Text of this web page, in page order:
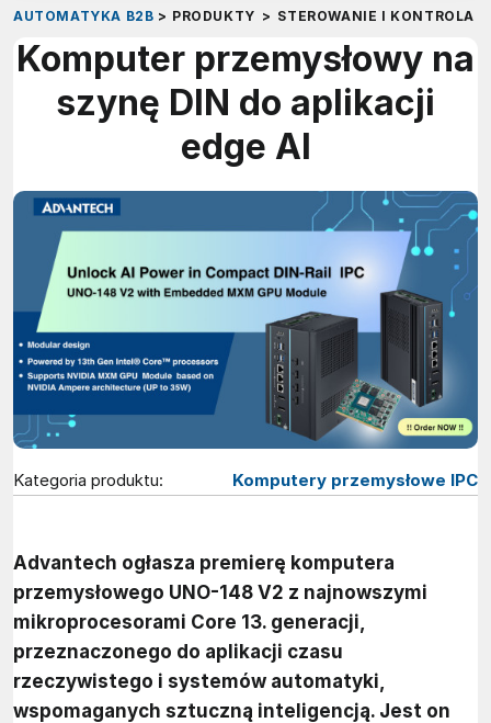
AUTOMATYKA B2B > PRODUKTY > STEROWANIE I KONTROLA
Komputer przemysłowy na
szynę DIN do aplikacji
edge AI
Kategoria produktu: Komputery przemysłowe IPC
Advantech ogłasza premierę komputera
przemysłowego UNO-148 V2 z najnowszymi
mikroprocesorami Core 13. generacji,
przeznaczonego do aplikacji czasu
rzeczywistego i systemów automatyki,
wspomaganych sztuczną inteligencją. Jest on